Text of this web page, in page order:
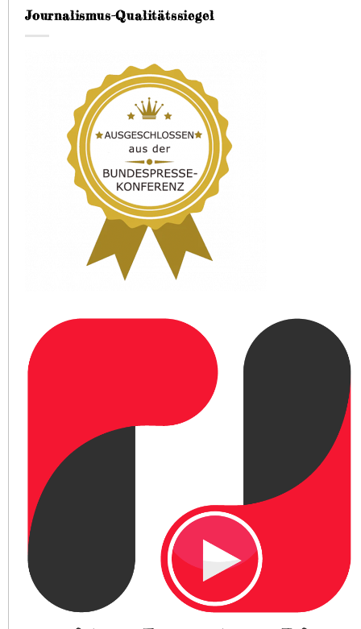
Journalismus-Qualitätssiegel